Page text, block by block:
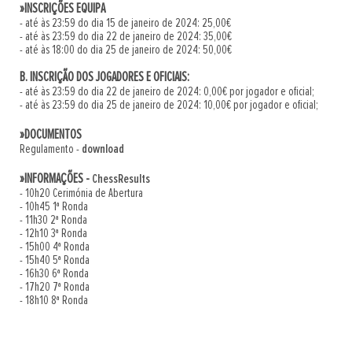
»INSCRIÇÕES EQUIPA
- até às 23:59 do dia 15 de janeiro de 2024: 25,00€
- até às 23:59 do dia 22 de janeiro de 2024: 35,00€
- até às 18:00 do dia 25 de janeiro de 2024: 50,00€
B. INSCRIÇÃO DOS JOGADORES E OFICIAIS:
- até às 23:59 do dia 22 de janeiro de 2024: 0,00€ por jogador e oficial;
- até às 23:59 do dia 25 de janeiro de 2024: 10,00€ por jogador e oficial;
»DOCUMENTOS
Regulamento - download
»INFORMAÇÕES - ChessResults
- 10h20 Cerimónia de Abertura
- 10h45 1ª Ronda
- 11h30 2ª Ronda
- 12h10 3ª Ronda
- 15h00 4ª Ronda
- 15h40 5ª Ronda
- 16h30 6ª Ronda
- 17h20 7ª Ronda
- 18h10 8ª Ronda